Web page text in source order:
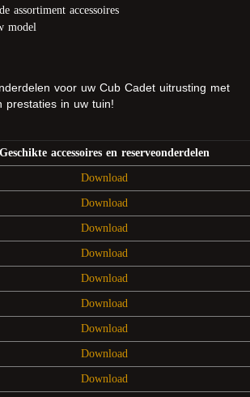
assortiment accessoires
model
voor uw Cub Cadet uitrusting met
prestaties in uw tuin!
Geschikte accessoires en reserveonderdelen
Download
Download
Download
Download
Download
Download
Download
Download
Download